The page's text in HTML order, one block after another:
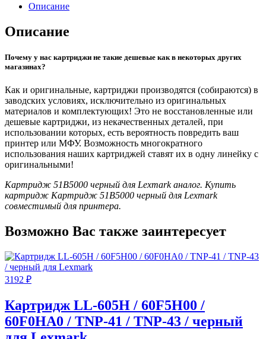
Описание
Описание
Почему у нас картриджи не такие дешевые как в некоторых других
магазинах?
Как и оригинальные, картриджи производятся (собираются) в
заводских условиях, исключительно из оригинальных
материалов и комплектующих! Это не восстановленные или
дешевые картриджи, из некачественных деталей, при
использовании которых, есть вероятность повредить ваш
принтер или МФУ. Возможность многократного
использования наших картриджей ставят их в одну линейку с
оригинальными!
Картридж 51B5000 черный для Lexmark аналог. Купить
картридж Картридж 51B5000 черный для Lexmark
совместимый для принтера.
Возможно Вас также заинтересует
3192 ₽
Картридж LL-605H / 60F5H00 /
60F0HA0 / TNP-41 / TNP-43 / черный